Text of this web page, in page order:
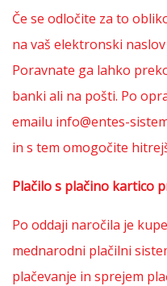
Če se odločite za to
na vaš elektronski
Poravnate ga lahko
banki ali na pošti. Po
emailu info@entes-
in s tem omogočite
Plačilo s plačino kartico
Po oddaji naročila je
mednarodni plačilni
plačevanje in sprejem